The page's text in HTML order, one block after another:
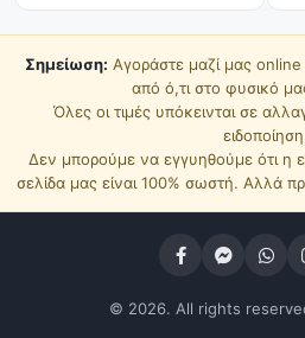
Σημείωση: Αγοράστε μαζί μας online
από ό,τι στο φυσικό
Όλες οι τιμές υπόκεινται σε
Δεν μπορούμε να εγγυηθούμε ότι η
σελίδα μας είναι 100% σωστή. Αλλά
© 2026. All rights